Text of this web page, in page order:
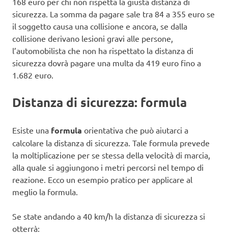
sicurezza. La somma da pagare sale tra 84 a 355 euro se
il soggetto causa una collisione e ancora, se dalla
collisione derivano lesioni gravi alle persone,
l’automobilista che non ha rispettato la distanza di
sicurezza dovrà pagare una multa da 419 euro fino a
1.682 euro.
Distanza di sicurezza: formula
Esiste una formula orientativa che può aiutarci a
calcolare la distanza di sicurezza. Tale formula prevede
la moltiplicazione per se stessa della velocità di marcia,
alla quale si aggiungono i metri percorsi nel tempo di
reazione. Ecco un esempio pratico per applicare al
meglio la formula.
Se state andando a 40 km/h la distanza di sicurezza si
otterrà: